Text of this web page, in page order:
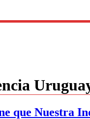
que Nuestra